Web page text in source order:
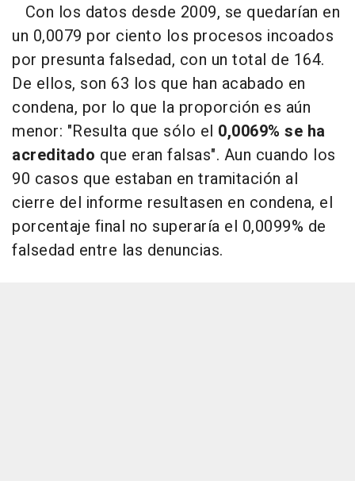
Con los datos desde 2009, se quedarían en
un 0,0079 por ciento los procesos incoados
por presunta falsedad, con un total de 164.
De ellos, son 63 los que han acabado en
condena, por lo que la proporción es aún
menor: "Resulta que sólo el 0,0069% se ha
acreditado que eran falsas". Aun cuando los
90 casos que estaban en tramitación al
cierre del informe resultasen en condena, el
porcentaje final no superaría el 0,0099% de
falsedad entre las denuncias.